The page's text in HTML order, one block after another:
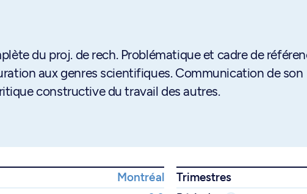
du proj. de rech. Problématique et cadre de
aux genres scientifiques. Communication de son
constructive du travail des autres.
Montréal
Trimestres